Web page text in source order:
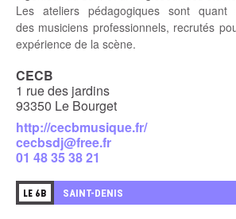
Les ateliers pédagogiques sont
des musiciens professionnels, recrutés
expérience de la scène.
CECB
1 rue des jardins
93350 Le Bourget
http://cecbmusique.fr/
cecbsdj@free.fr
01 48 35 38 21
LE 6B SAINT-DENIS